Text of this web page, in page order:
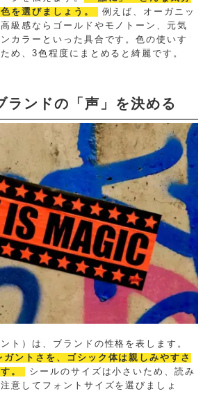
を選びましょう。
例えば、オーガニッ
級感ならゴールドやモノトーン、元気
カラーといった具合です。色の使いす
め、3色程度にまとめると綺麗です。
ランドの「声」を決める
ト）は、ブランドの性格を表します。
ガントさを、ゴシック体は親しみやすさ
。
シールのサイズは小さいため、読み
意してフォントサイズを選びましょ